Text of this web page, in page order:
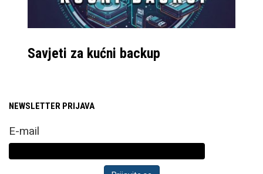
Savjeti za kućni backup
NEWSLETTER PRIJAVA
E-mail